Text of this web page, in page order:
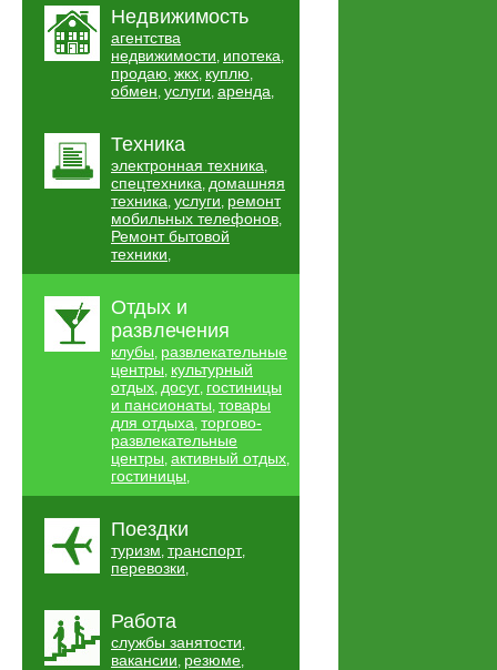
Недвижимость
агентства
недвижимости, ипотека,
продаю, жкх, куплю,
обмен, услуги, аренда,
Техника
электронная техника,
спецтехника, домашняя
техника, услуги, ремонт
мобильных телефонов,
Ремонт бытовой
техники,
Отдых и
развлечения
клубы, развлекательные
центры, культурный
отдых, досуг, гостиницы
и пансионаты, товары
для отдыха, торгово-
развлекательные
центры, активный отдых,
гостиницы,
Поездки
туризм, транспорт,
перевозки,
Работа
службы занятости,
вакансии, резюме,